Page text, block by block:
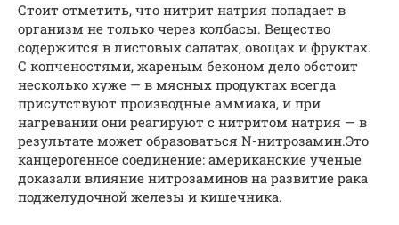
Стоит отметить, что нитрит натрия попадает в
организм не только через колбасы. Вещество
содержится в листовых салатах, овощах и фруктах.
С копченостями, жареным беконом дело обстоит
несколько хуже — в мясных продуктах всегда
присутствуют производные аммиака, и при
нагревании они реагируют с нитритом натрия — в
результате может образоваться N-нитрозамин.Это
канцерогенное соединение: американские ученые
доказали влияние нитрозаминов на развитие рака
поджелудочной железы и кишечника.